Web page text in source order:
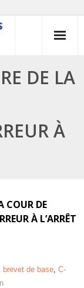
84 16 35
DE LA
À
COUR DE
À L’ARRÊT
brevet de base, C-